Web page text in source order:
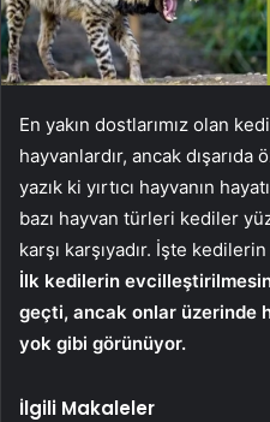
En yakın dostlarımız olan
hayvanlardır, ancak
yazık ki yırtıcı hayvanın
bazı hayvan türleri kediler
karşı karşıyadır. İşte
İlk kedilerin
geçti, ancak onlar üzerinde
yok gibi görünüyor.
İlgili Makaleler